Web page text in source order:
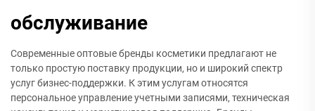
обслуживание
Современные оптовые бренды косметики предлагают не
только простую поставку продукции, но и широкий спектр
услуг бизнес-поддержки. К этим услугам относятся
персональное управление учетными записями, техническая